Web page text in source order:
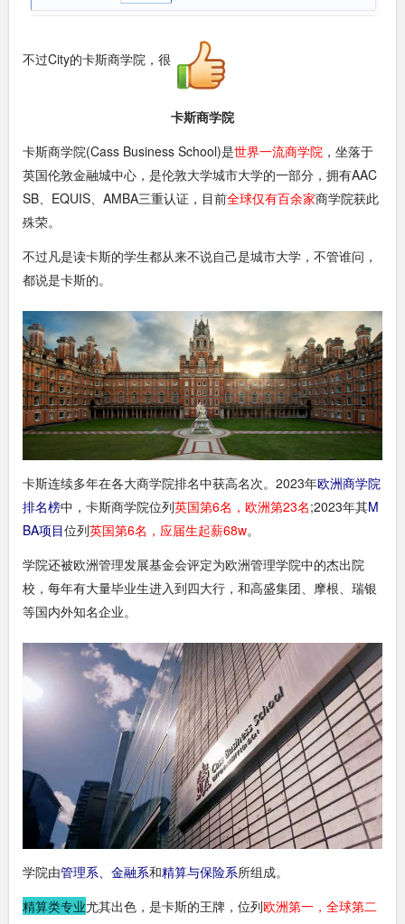
不过City的卡斯商学院，很
卡斯商学院
卡斯商学院(Cass Business School)是世界一流商学院 ，坐落于
英国伦敦金融城中心，是伦敦大学城市大学的一部分，拥有AAC
SB、EQUIS、AMBA三重认证，目前全球仅有百余家商学院获此
殊荣。
不过凡是读卡斯的学生都从来不说自己是城市大学，不管谁问，
都说是卡斯的。
卡斯连续多年在各大商学院排名中获高名次。2023年欧洲商学院
排名榜中，卡斯商学院位列英国第6名，欧洲第23名;2023年其M
BA项目位列英国第6名，应届生起薪68w。
学院还被欧洲管理发展基金会评定为欧洲管理学院中的杰出院
校，每年有大量毕业生进入到四大行，和高盛集团、摩根、瑞银
等国内外知名企业。
学院由管理系、金融系和精算与保险系所组成。
精算类专业尤其出色，是卡斯的王牌，位列欧洲第一，全球第二